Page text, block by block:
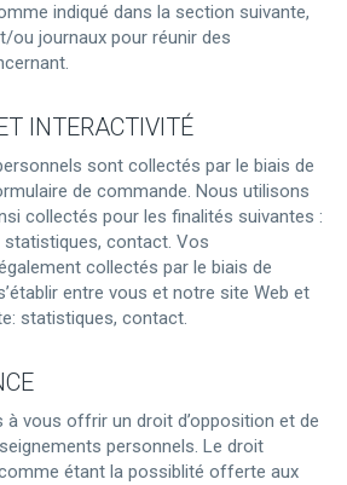
indiqué dans la section suivante,
ou journaux pour réunir des
INTERACTIVITÉ
sont collectés par le biais de
de commande. Nous utilisons
collectés pour les finalités suivantes :
statistiques, contact. Vos
collectés par le biais de
entre vous et notre site Web et
statistiques, contact.
à vous offrir un droit d’opposition et de
personnels. Le droit
comme étant la possiblité offerte aux